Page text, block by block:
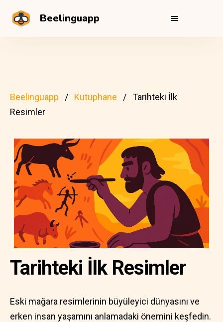
Beelinguapp
Beelinguapp Kütüphane
Tarihteki İlk
Resimler
Tarihteki İlk Resimler
Eski mağara resimlerinin büyüleyici dünyasını ve
erken insan yaşamını anlamadaki önemini keşfedin.